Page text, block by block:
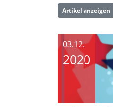
Artikel anzeigen
03.12.
2020